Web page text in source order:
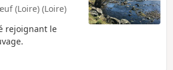
(Loire) (Loire)
rejoignant le